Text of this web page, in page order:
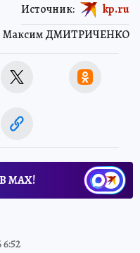
Максим ДМИТРИЧЕНКО
Источник: kp.ru
МАХ!